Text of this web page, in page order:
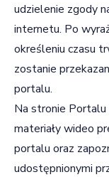
udzielenie zgody
internetu. Po
określeniu czasu
zostanie
portalu.
Na stronie
materiały wideo
portalu oraz
udostępnionymi